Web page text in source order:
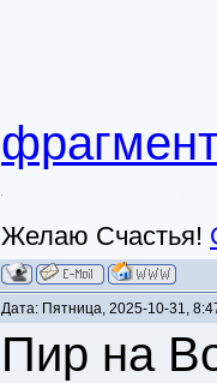
Желаю Счастья!
Дата: Пятница, 2025-10-31,
Пир на